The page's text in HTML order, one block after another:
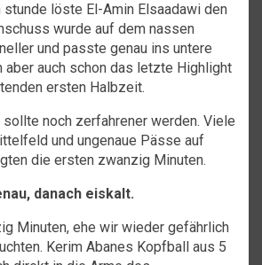
stunde löste El-Amin Elsaadawi den
wurde auf dem nassen
und passte genau ins untere
aber auch schon das letzte Highlight
ersten Halbzeit.
noch zerfahrener werden. Viele
und ungenaue Pässe auf
die ersten zwanzig Minuten.
danach eiskalt.
Minuten, ehe wir wieder gefährlich
Kerim Abanes Kopfball aus 5